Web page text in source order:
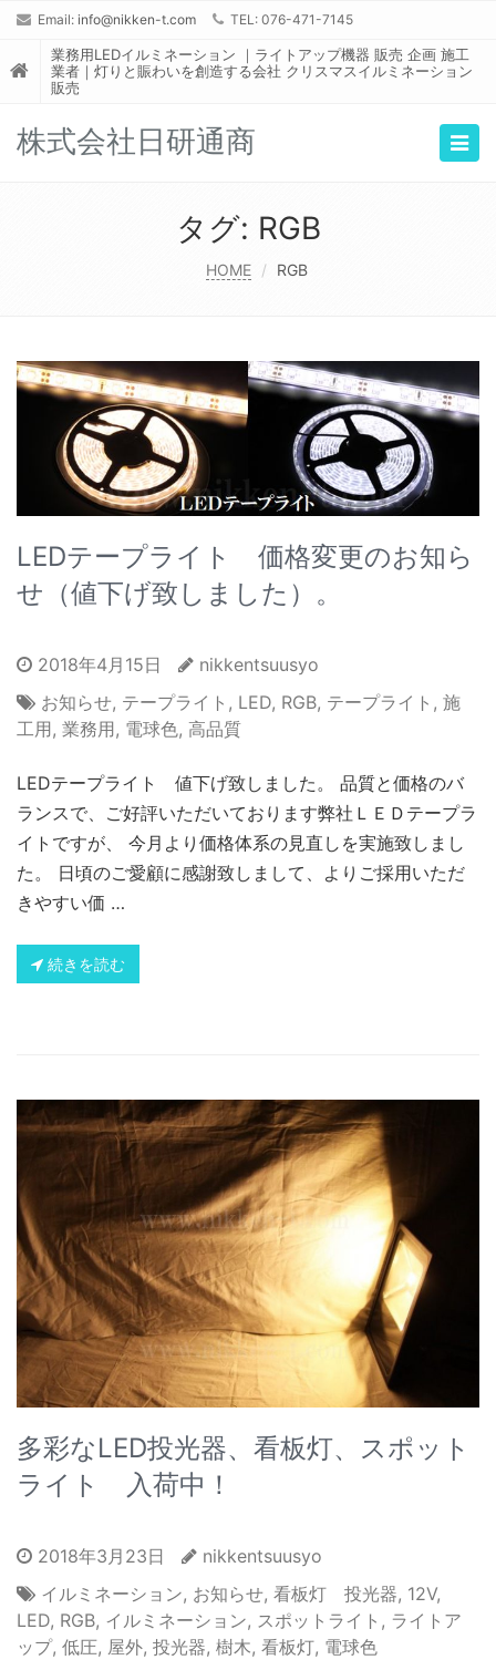
Email: info@nikken-t.com TEL: 076-471-7145
業務用LEDイルミネーション ｜ライトアップ機器 販売 企画 施工
業者｜灯りと賑わいを創造する会社 クリスマスイルミネーション
販売
株式会社日研通商
タグ: RGB
HOME RGB
LEDテープライト 価格変更のお知ら
せ（値下げ致しました）。
2018年4月15日
nikkentsuusyo
お知らせ, テープライト , LED, RGB, テープライト , 施
工用, 業務用, 電球色, 高品質
LEDテープライト 値下げ致しました。 品質と価格のバ
ランスで、ご好評いただいております弊社ＬＥＤテープラ
イトですが、 今月より価格体系の見直しを実施致しまし
た。 日頃のご愛顧に感謝致しまして、よりご採用いただ
きやすい価 …
続きを読む
多彩なLED投光器、看板灯、スポット
ライト 入荷中！
2018年3月23日
nikkentsuusyo
イルミネーション, お知らせ, 看板灯 投光器, 12V,
LED, RGB, イルミネーション, スポットライト , ライトア
ップ, 低圧, 屋外, 投光器, 樹木, 看板灯, 電球色